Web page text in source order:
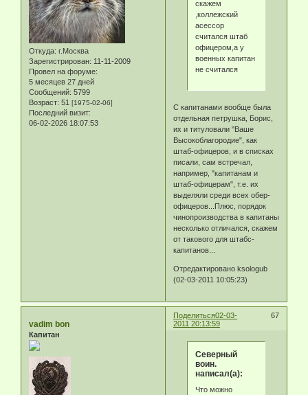
Откуда: г.Москва
Зарегистрирован: 11-11-2009
Провел на форуме:
5 месяцев 27 дней
Сообщений: 5799
Возраст: 51 [1975-02-06]
Последний визит:
06-02-2026 18:07:53
скажем
,коллежский
асессор
считался штаб
офицером,а у
военных капитан
не считался
С капитанами вообще была
отдельная петрушка, Борис,
их и титуловали "Ваше
Высокоблагородие", как
штаб-офицеров, и в списках
писали, сам встречал,
например, "капитанам и
штаб-офицерам", т.е. их
выделяли среди всех обер-
офицеров...Плюс, порядок
чинопроизводства в капитаны
несколько отличался, скажем
от такового для штабс-
капитанов...
Отредактировано ksologub
(02-03-2011 10:05:23)
Поделиться 67
02-03-
2011 20:13:59
vadim bon
Капитан
Северный
воин.
написал(а):
Что можно